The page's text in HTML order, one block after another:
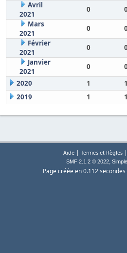
Avril
2021
0 0
Mars
2021
0 0
Février
2021
0 0
Janvier
2021
0 0
2020
1 1
2019
1 1
Aide| Termes et Règles|
SMF 2.1.2 © 2022,
Page créée en 0.112